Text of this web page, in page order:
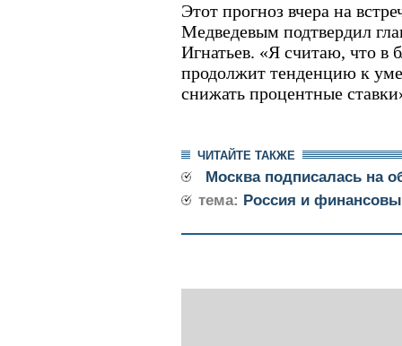
Этот прогноз вчера на
Медведевым подтвердил
Игнатьев. «Я считаю, что
продолжит тенденцию к
снижать процентные
ЧИТАЙТЕ ТАКЖЕ
Москва подписалась на
тема: Россия и